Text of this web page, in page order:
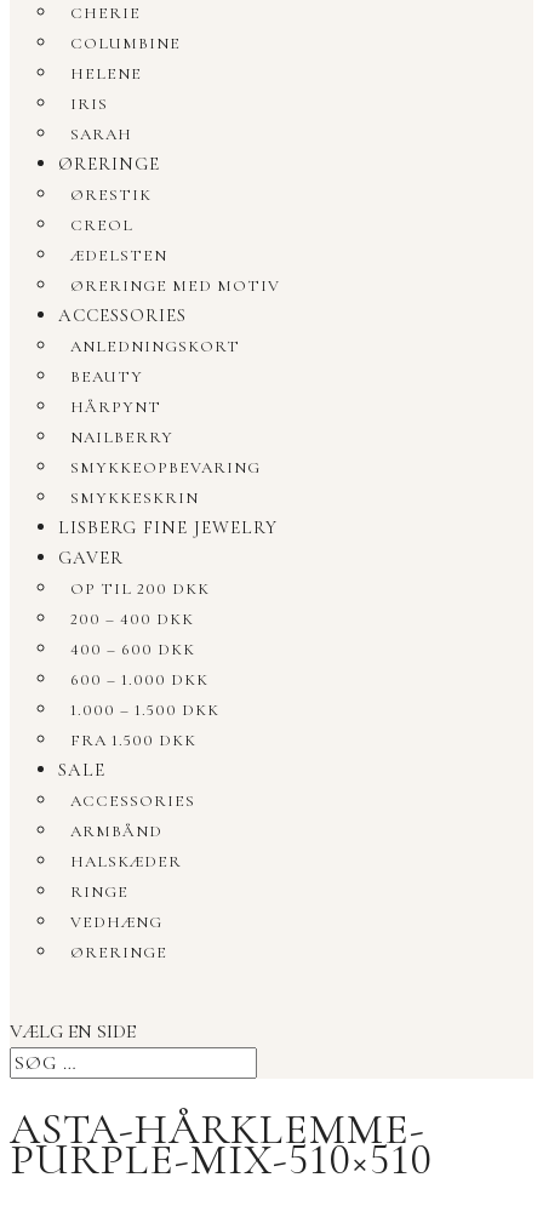
CHERIE
COLUMBINE
HELENE
IRIS
SARAH
ØRERINGE
ØRESTIK
CREOL
ÆDELSTEN
ØRERINGE MED MOTIV
ACCESSORIES
ANLEDNINGSKORT
BEAUTY
HÅRPYNT
NAILBERRY
SMYKKEOPBEVARING
SMYKKESKRIN
LISBERG FINE JEWELRY
GAVER
OP TIL 200 DKK
200 – 400 DKK
400 – 600 DKK
600 – 1.000 DKK
1.000 – 1.500 DKK
FRA 1.500 DKK
SALE
ACCESSORIES
ARMBÅND
HALSKÆDER
RINGE
VEDHÆNG
ØRERINGE
VÆLG EN SIDE
ASTA-HÅRKLEMME-
PURPLE-MIX-510×510